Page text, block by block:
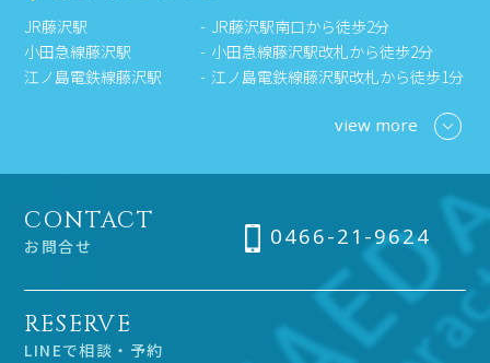
JR藤沢駅
JR藤沢駅南口から徒歩2分
小田急線藤沢駅
小田急線藤沢駅改札から徒歩2分
江ノ島電鉄線藤沢駅
江ノ島電鉄線藤沢駅改札から徒歩1分
view more
CONTACT
お問合せ 0466-21-9624
RESERVE
LINEで相談・予約